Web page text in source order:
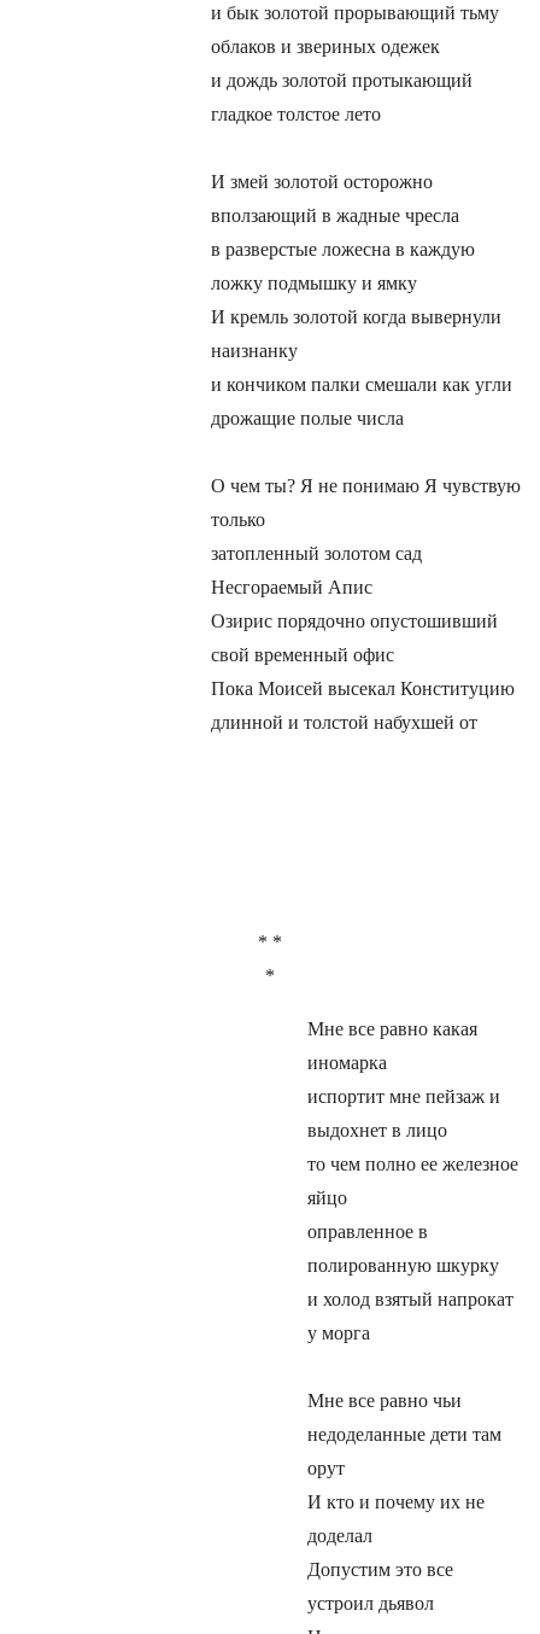
и бык золотой прорывающий тьму
облаков и звериных одежек
и дождь золотой протыкающий
гладкое толстое лето
И змей золотой осторожно
вползающий в жадные чресла
в разверстые ложесна в каждую
ложку подмышку и ямку
И кремль золотой когда вывернули
наизнанку
и кончиком палки смешали как угли
дрожащие полые числа
О чем ты? Я не понимаю Я чувствую
только
затопленный золотом сад
Несгораемый Апис
Озирис порядочно опустошивший
свой временный офис
Пока Моисей высекал Конституцию
длинной и толстой набухшей от
* *
*
Мне все равно какая
иномарка
испортит мне пейзаж и
выдохнет в лицо
то чем полно ее железное
яйцо
оправленное в
полированную шкурку
и холод взятый напрокат
у морга
Мне все равно чьи
недоделанные дети там
орут
И кто и почему их не
доделал
Допустим это все
устроил дьявол